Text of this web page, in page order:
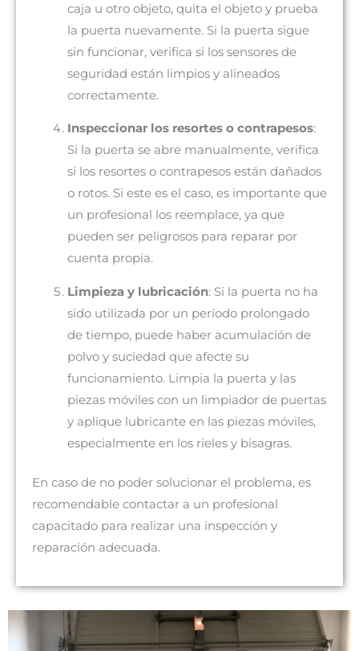
caja u otro objeto, quita el objeto y prueba
la puerta nuevamente. Si la puerta sigue
sin funcionar, verifica si los sensores de
seguridad están limpios y alineados
correctamente.
Inspeccionar los resortes o contrapesos:
Si la puerta se abre manualmente, verifica
si los resortes o contrapesos están dañados
o rotos. Si este es el caso, es importante que
un profesional los reemplace, ya que
pueden ser peligrosos para reparar por
cuenta propia.
Limpieza y lubricación: Si la puerta no ha
sido utilizada por un período prolongado
de tiempo, puede haber acumulación de
polvo y suciedad que afecte su
funcionamiento. Limpia la puerta y las
piezas móviles con un limpiador de puertas
y aplique lubricante en las piezas móviles,
especialmente en los rieles y bisagras.
En caso de no poder solucionar el problema, es
recomendable contactar a un profesional
capacitado para realizar una inspección y
reparación adecuada.